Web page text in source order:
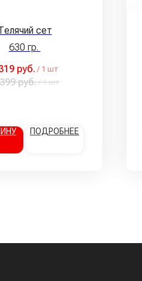
сет
630 гр.
руб. / 1 шт
руб. / 1 шт
ПОДРОБНЕЕ